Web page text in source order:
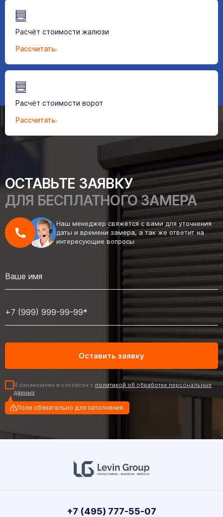
Расчёт стоимости жалюзи
Рассчитать
Расчёт стоимости ворот
Рассчитать
ОСТАВЬТЕ ЗАЯВКУ
ДЛЯ БЕСПЛАТНОГО ЗАМЕРА
Наш менеджер свяжется с вами для уточнения
даты и времени замера, а так же ответит на
интересующие вопросы
Я ознакомлен и согласен с политикой об обработке персональных
данных
Поле обязательно для заполнения
+7 (495) 777-55-07